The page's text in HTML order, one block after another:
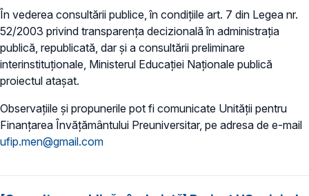
În vederea consultării publice, în condiţiile art. 7 din Legea nr.
52/2003 privind transparenţa decizională în administraţia
publică, republicată, dar și a consultării preliminare
interinstituționale, Ministerul Educaţiei Naţionale publică
proiectul atașat.
Observațiile și propunerile pot fi comunicate Unității pentru
Finanţarea Învăţământului Preuniversitar, pe adresa de e-mail
ufip.men@gmail.com